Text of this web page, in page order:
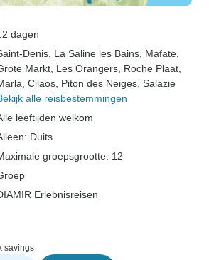
dagen
Denis , La Saline les Bains , Mafate
Markt , Les Orangers , Roche Plaat
, Cilaos , Piton des Neiges , Salazie
alle reisbestemmingen
leeftijden welkom
Duits
groepsgrootte: 12
Erlebnisreisen
savings